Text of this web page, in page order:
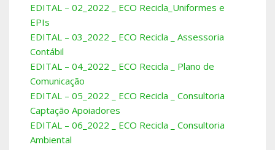
EDITAL – 02_2022 _ ECO Recicla_Uniformes e
EPIs
EDITAL – 03_2022 _ ECO Recicla _ Assessoria
Contábil
EDITAL – 04_2022 _ ECO Recicla _ Plano de
Comunicação
EDITAL – 05_2022 _ ECO Recicla _ Consultoria
Captação Apoiadores
EDITAL – 06_2022 _ ECO Recicla _ Consultoria
Ambiental